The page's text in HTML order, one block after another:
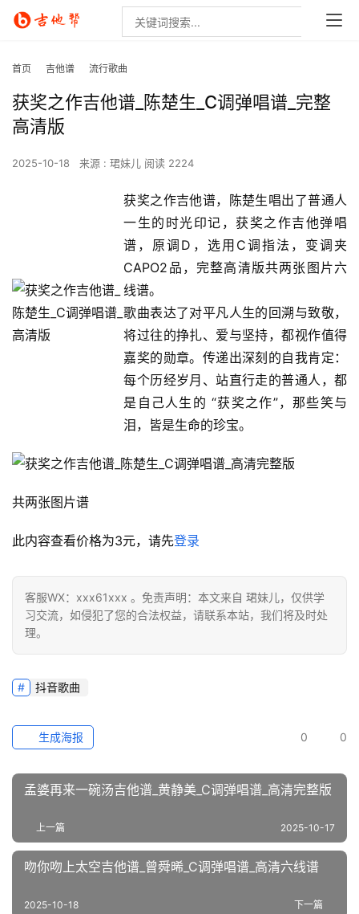
首页 吉他谱 流行歌曲
获奖之作吉他谱_陈楚生_C调弹唱谱_完整
高清版
2025-10-18 来源 : 珺妹儿 阅读 2224
获奖之作吉他谱，陈楚生唱出了普通人
一生的时光印记，获奖之作吉他弹唱
谱，原调D，选用C调指法，变调夹
CAPO2品，完整高清版共两张图片六
线谱。
歌曲表达了对平凡人生的回溯与致敬，
将过往的挣扎、爱与坚持，都视作值得
嘉奖的勋章。传递出深刻的自我肯定：
每个历经岁月、站直行走的普通人，都
是自己人生的 “获奖之作”，那些笑与
泪，皆是生命的珍宝。
共两张图片谱
此内容查看价格为3元，请先登录
客服WX：xxx61xxx 。免责声明：本文来自 珺妹儿，仅供学
习交流，如侵犯了您的合法权益，请联系本站，我们将及时处
理。
抖音歌曲
0 0
生成海报
孟婆再来一碗汤吉他谱_黄静美_C调弹唱谱_高清完整版
上一篇 2025-10-17
吻你吻上太空吉他谱_曾舜晞_C调弹唱谱_高清六线谱
下一篇
2025-10-18